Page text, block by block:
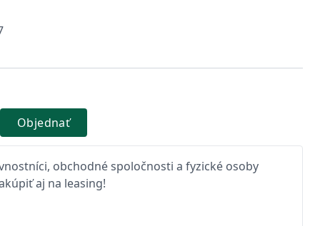
Objednať
obchodné spoločnosti a fyzické osoby
aj na leasing!